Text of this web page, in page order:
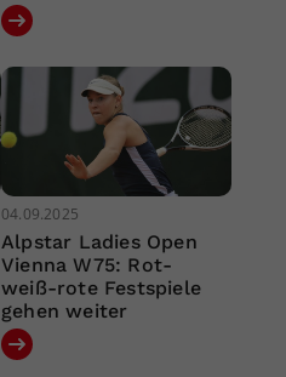
04.09.2025
Alpstar Ladies Open
Vienna W75: Rot-
weiß-rote Festspiele
gehen weiter